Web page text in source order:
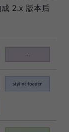
2.x 版本后